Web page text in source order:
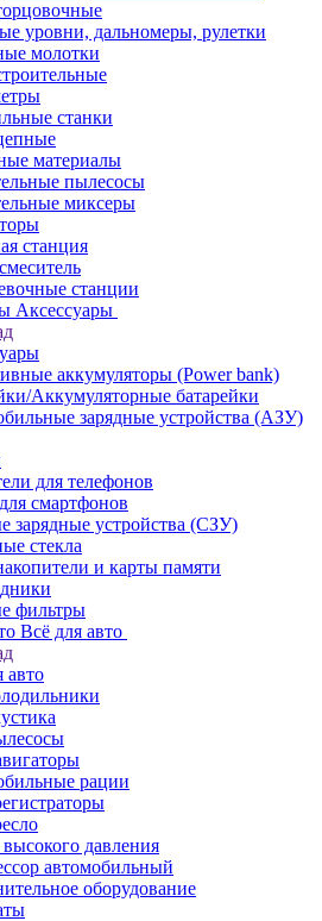
уровни, дальномеры, рулетки
молотки
станки
материалы
пылесосы
миксеры
станция
станции
Аксессуары
аккумуляторы (Power bank)
Аккумуляторные батарейки
зарядные устройства (АЗУ)
для телефонов
смартфонов
зарядные устройства (СЗУ)
стекла
и карты памяти
фильтры
Всё для авто
авто
рации
давления
автомобильный
оборудование